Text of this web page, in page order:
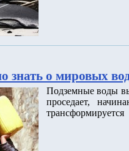
знать о мировых
Подземные воды
проседает,
трансформируется